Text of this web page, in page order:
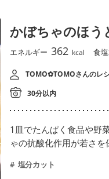
かぼちゃのほう
エネルギー 362 kcal 食
TOMO✿TOMOさんのレ
30分以内
1皿でたんぱく食品や野
ゃの抗酸化作用が若さを
塩分カット